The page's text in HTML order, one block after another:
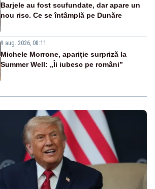
Barjele au fost scufundate, dar apare un
nou risc. Ce se întâmplă pe Dunăre
9 aug. 2026, 08:11
Michele Morrone, apariție surpriză la
Summer Well: „Îi iubesc pe români”